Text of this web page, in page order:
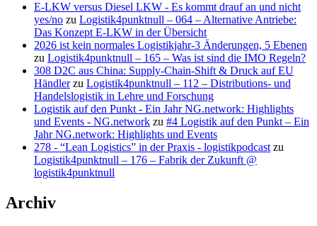
E-LKW versus Diesel LKW - Es kommt drauf an und nicht
yes/no zu Logistik4punktnull – 064 – Alternative Antriebe:
Das Konzept E-LKW in der Übersicht
2026 ist kein normales Logistikjahr-3 Änderungen, 5 Ebenen
zu Logistik4punktnull – 165 – Was ist sind die IMO Regeln?
308 D2C aus China: Supply-Chain-Shift & Druck auf EU
Händlerzu Logistik4punktnull – 112 – Distributions- und
Handelslogistik in Lehre und Forschung
Logistik auf den Punkt - Ein Jahr NG.network: Highlights
und Events - NG.network zu #4 Logistik auf den Punkt – Ein
Jahr NG.network: Highlights und Events
278 - “Lean Logistics” in der Praxis - logistikpodcast zu
Logistik4punktnull – 176 – Fabrik der Zukunft @
logistik4punktnull
Archiv